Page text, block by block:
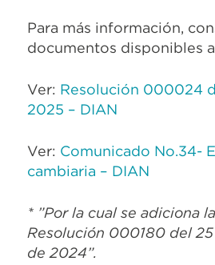
Para más información,
documentos disponibles
Ver: Resolución 000024
2025 – DIAN
Ver: Comunicado No.34-
cambiaria – DIAN
* ”Por la cual se adiciona
Resolución 000180 del
de 2024”.